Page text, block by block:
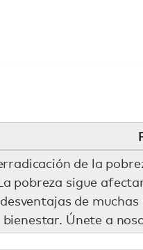
de la
pobreza sigue
desventajas de
bienestar. Únete a